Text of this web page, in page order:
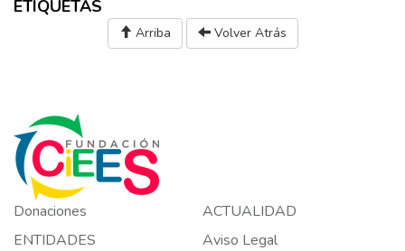
ETIQUETAS
Arriba Volver Atrás
Donaciones
ACTUALIDAD
ENTIDADES
Aviso Legal